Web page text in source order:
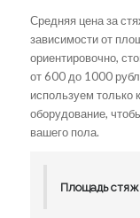
Средняя цена за
зависимости от
ориентировочно,
от 600 до 1000
используем только
оборудование,
вашего пола.
Площадь